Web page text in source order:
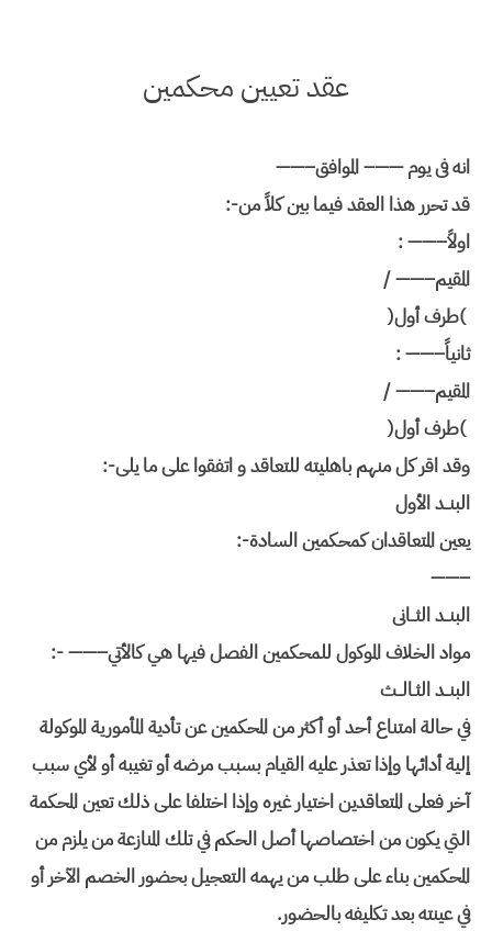
عقد تعيين محكمين
انه فى يوم ——– الموافق——–
قد تحرر هذا العقد فيما بين كلاً من:-
اولاً: ——–
المقيم/ ——–
(طرف أول)
ثانياً: ——–
المقيم/ ——–
(طرف أول)
وقد اقر كل منهم باهليته للتعاقد و اتفقوا على ما يلى:-
البنــد الأول
يعين المتعاقدان كمحكمين السادة:-
——–
البنــد الثــانى
مواد الخلاف الموكول للمحكمين الفصل فيها هي كالأتي:- ——–
البنــد الثـالــث
في حالة امتناع أحد أو أكثر من المحكمين عن تأديةالمأمورية الموكولة
إلية أدائها وإذا تعذر عليه القيام بسبب مرضه أو تغيبهأو لأي سبب
آخر فعلى المتعاقدين اختيار غيره وإذا اختلفا على ذلك تعينالمحكمة
التي يكون من اختصاصها أصل الحكم في تلك المنازعة من يلزم من
المحكمين بناء على طلب من يهمه التعجيل بحضور الخصم الآخر أو
في عينته بعدتكليفه بالحضور.